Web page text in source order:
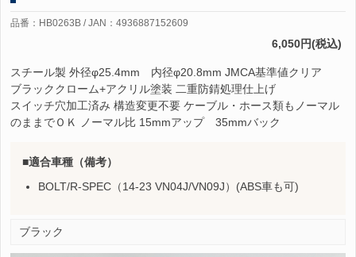
品番：HB0263B / JAN：4936887152609
6,050円(税込)
スチール製 外径φ25.4mm 内径φ20.8mm JMCA基準値クリア
ブラッククローム+アクリル塗装 二重防錆処理仕上げ
スイッチ穴加工済み 構造変更不要 ケーブル・ホース類もノーマル
のままでＯＫ ノーマル比 15mmアップ 35mmバック
適合車種（備考）
BOLT/R-SPEC（14-23 VN04J/VN09J）(ABS車も可)
ブラック